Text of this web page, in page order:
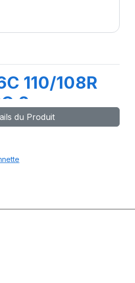
110/108R
2
du Produit